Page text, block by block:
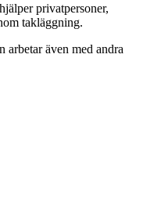
privatpersoner,
takläggning.
arbetar även med andra